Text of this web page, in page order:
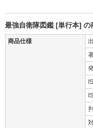
最強自衛隊図鑑 [単行本] の
商品仕様